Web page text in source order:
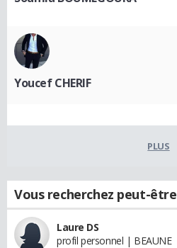
Youcef CHERIF
PLUS
Vous recherchez peut-être
Laure DS
profil personnel | BEAUNE